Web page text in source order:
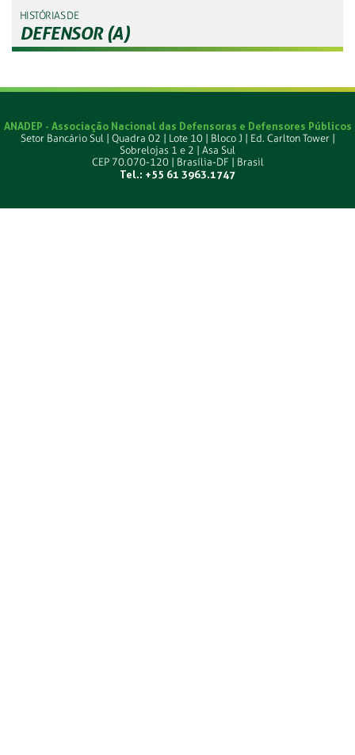
HISTÓRIAS DE
DEFENSOR (A)
ANADEP - Associação Nacional das Defensoras e Defensores Públicos
Setor Bancário Sul | Quadra 02 | Lote 10 | Bloco J | Ed. Carlton Tower |
Sobrelojas 1 e 2 | Asa Sul
CEP 70.070-120 | Brasília-DF | Brasil
Tel.: +55 61 3963.1747